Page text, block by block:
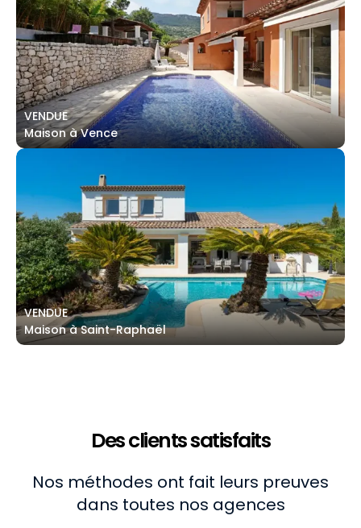
VENDUE
Maison à Vence
VENDUE
Maison à Saint-Raphaël
Des clients satisfaits
Nos méthodes ont fait leurs preuves
dans toutes nos agences